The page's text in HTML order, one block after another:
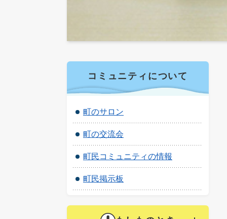
コミュニティについて
町のサロン
町の交流会
町民コミュニティの情報
町民掲示板